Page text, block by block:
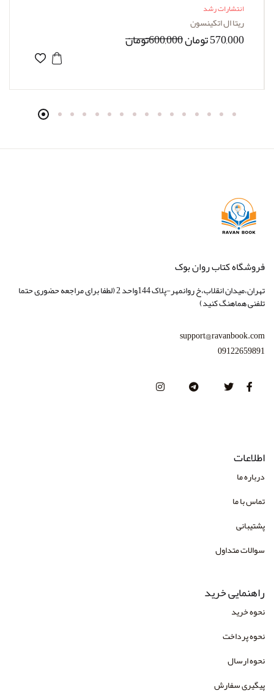
انتشارات رشد
ریتا ال اتکینسون
570,000 تومان 600,000تومان
فروشگاه کتاب روان بوک
تهران،میدان انقلاب،خ روانمهر-پلاک 144واحد 2 (لطفا برای مراجعه حضوری حتما
تلفنی هماهنگ کنید)
support@ravanbook.com
09122659891
اطلاعات
درباره ما
تماس با ما
پشتیبانی
سوالات متداول
راهنمایی خرید
نحوه خرید
نحوه پرداخت
نحوه ارسال
پیگیری سفارش